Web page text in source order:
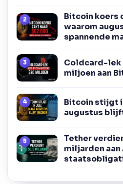
Bitcoin koers
waarom
spannende
Coldcard-lek
miljoen aan
Bitcoin stijgt
augustus
Tether
miljarden aan